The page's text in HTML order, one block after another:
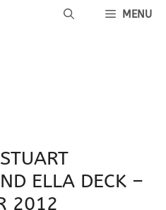
MENU
ELLA DECK –
2012